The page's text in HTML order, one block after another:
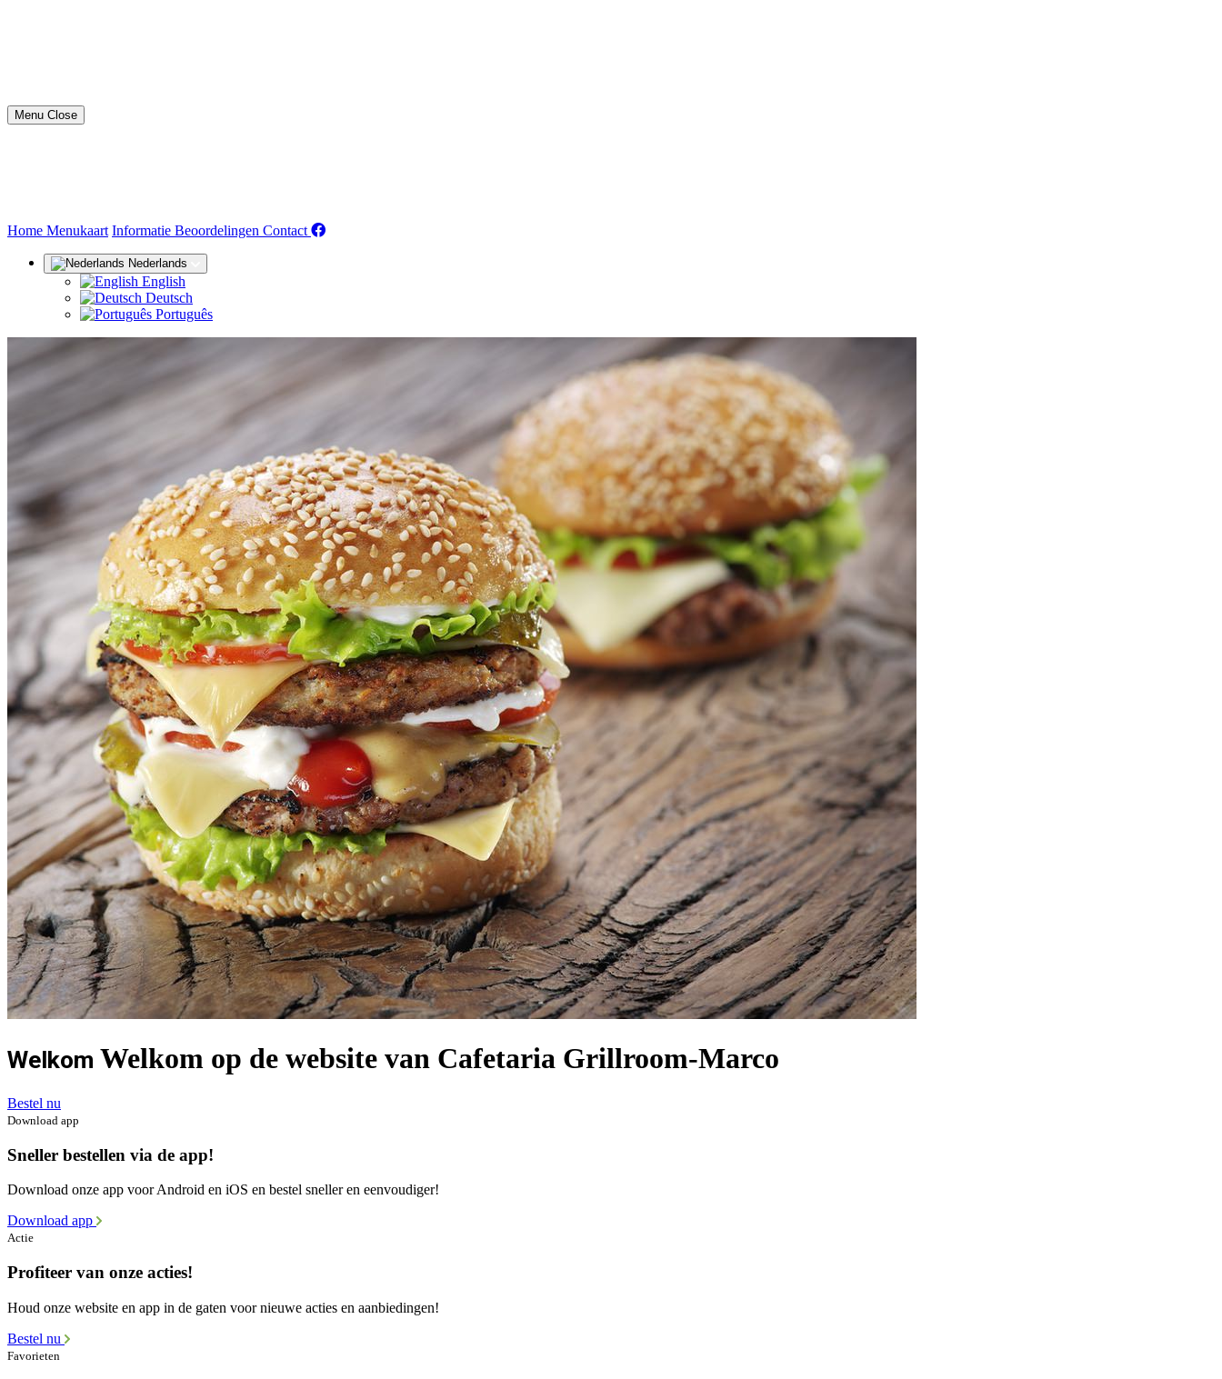
Menu Close
Home (huidige)
Menukaart Informatie Beoordelingen Contact
Nederlands
English
Deutsch
Português
Welkom Welkom op de website van Cafetaria Grillroom-Marco
Bestel nu
Download app
Sneller bestellen via de app!
Download onze app voor Android en iOS en bestel sneller en eenvoudiger!
Download app
Actie
Profiteer van onze acties!
Houd onze website en app in de gaten voor nieuwe acties en aanbiedingen!
Bestel nu
Favorieten